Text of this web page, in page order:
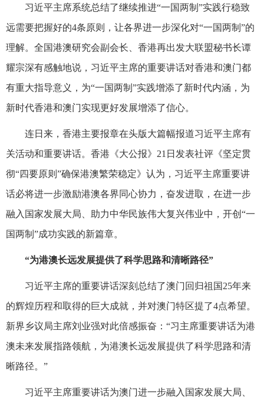
习近平主席系统总结了继续推进“一国两制”实践行稳致
远需要把握好的4条原则，让各界进一步深化对“一国两制”的
理解。全国港澳研究会副会长、香港再出发大联盟秘书长谭
耀宗深有感触地说，习近平主席的重要讲话对香港和澳门都
有重大指导意义，为“一国两制”实践增添了新时代内涵，为
新时代香港和澳门实现更好发展增添了信心。
连日来，香港主要报章在头版大篇幅报道习近平主席有
关活动和重要讲话。香港《大公报》21日发表社评《坚定贯
彻“四要原则”确保港澳繁荣稳定》认为，习近平主席重要讲
话必将进一步激励港澳各界同心协力，奋发进取，在进一步
融入国家发展大局、助力中华民族伟大复兴伟业中，开创“一
国两制”成功实践的新篇章。
“为港澳长远发展提供了科学思路和清晰路径”
习近平主席的重要讲话深刻总结了澳门回归祖国25年来
的辉煌历程和取得的巨大成就，并对澳门特区提了4点希望。
新界乡议局主席刘业强对此倍感振奋：“习主席重要讲话为港
澳未来发展指路领航，为港澳长远发展提供了科学思路和清
晰路径。”
习近平主席重要讲话为澳门进一步融入国家发展大局、